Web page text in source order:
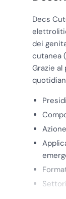
Decs
dei
cutanea
Grazie